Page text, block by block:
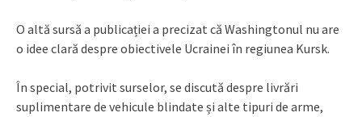
O altă sursă a publicației a precizat că Washingtonul nu are
o idee clară despre obiectivele Ucrainei în regiunea Kursk.
În special, potrivit surselor, se discută despre livrări
suplimentare de vehicule blindate și alte tipuri de arme,